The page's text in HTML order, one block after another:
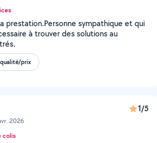
prestation.Personne sympathique et qui
à trouver des solutions au
prix
2026
1/5
colis